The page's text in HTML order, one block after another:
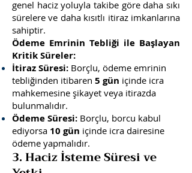
genel haciz yoluyla takibe göre daha sıkı
sürelere ve daha kısıtlı itiraz imkanlarına
sahiptir.
Ödeme Emrinin Tebliği ile Başlayan
Kritik Süreler:
İtiraz Süresi: Borçlu, ödeme emrinin
tebliğinden itibaren 5 gün içinde icra
mahkemesine şikayet veya itirazda
bulunmalıdır.
Ödeme Süresi: Borçlu, borcu kabul
ediyorsa 10 gün içinde icra dairesine
ödeme yapmalıdır.
3. Haciz İsteme Süresi ve